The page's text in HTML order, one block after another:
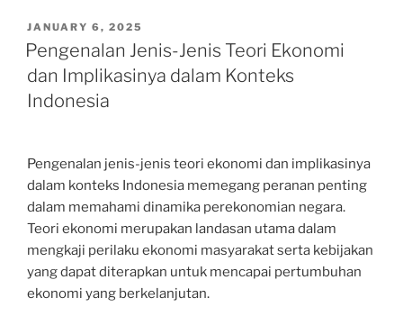
POSTED
ON
JANUARY 6, 2025
Pengenalan Jenis-Jenis Teori Ekonomi
dan Implikasinya dalam Konteks
Indonesia
Pengenalan jenis-jenis teori ekonomi dan implikasinya
dalam konteks Indonesia memegang peranan penting
dalam memahami dinamika perekonomian negara.
Teori ekonomi merupakan landasan utama dalam
mengkaji perilaku ekonomi masyarakat serta kebijakan
yang dapat diterapkan untuk mencapai pertumbuhan
ekonomi yang berkelanjutan.